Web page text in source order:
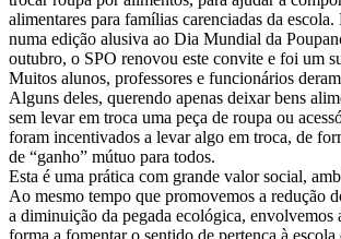
alimentares para famílias carenciadas da escola.
numa edição alusiva ao Dia Mundial da
outubro, o SPO renovou este convite e foi um
Muitos alunos, professores e funcionários
Alguns deles, querendo apenas deixar bens
sem levar em troca uma peça de roupa ou
foram incentivados a levar algo em troca, de
de “ganho” mútuo para todos.
Esta é uma prática com grande valor social,
Ao mesmo tempo que promovemos a redução
a diminuição da pegada ecológica, envolvemos